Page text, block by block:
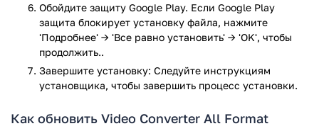
Поддерживается пакетная обработка, что удобно при
работе с несколькими видео одновременно.
Функция сжатия помогает уменьшить размер видеофайла
для экономии памяти или ускорения загрузки на онлайн-
платформы. Все операции выполняются на устройстве, что
передается на внешние серверы.
Обойдите защиту Google Play. Если Google Play
защита блокирует установку файла, нажмите
'Подробнее' → 'Все равно установить' → 'OK', чтобы
продолжить..
Завершите установку: Следуйте инструкциям
установщика, чтобы завершить процесс установки.
Как обновить Video Converter All Format